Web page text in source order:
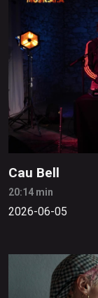
Cau Bell
20:14 min
2026-06-05